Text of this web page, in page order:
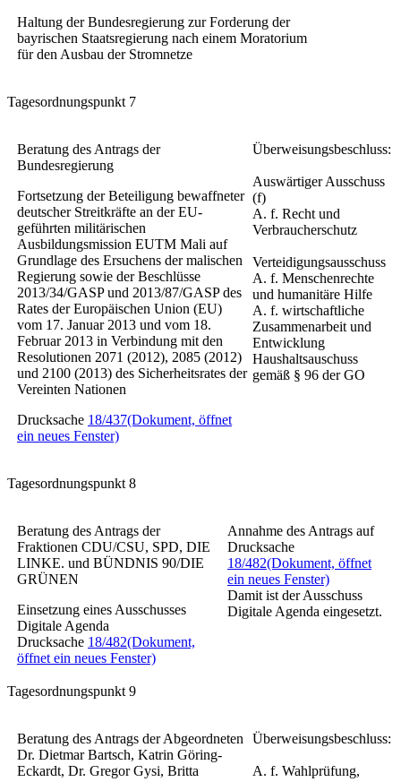
Haltung der Bundesregierung zur Forderung der
bayrischen Staatsregierung nach einem Moratorium
für den Ausbau der Stromnetze
Tagesordnungspunkt 7
Beratung des Antrags der
Bundesregierung
Fortsetzung der Beteiligung bewaffneter
deutscher Streitkräfte an der EU-
geführten militärischen
Ausbildungsmission EUTM Mali auf
Grundlage des Ersuchens der malischen
Regierung sowie der Beschlüsse
2013/34/GASP und 2013/87/GASP des
Rates der Europäischen Union (EU)
vom 17. Januar 2013 und vom 18.
Februar 2013 in Verbindung mit den
Resolutionen 2071 (2012), 2085 (2012)
und 2100 (2013) des Sicherheitsrates der
Vereinten Nationen
Drucksache 18/437(Dokument, öffnet
ein neues Fenster)
Überweisungsbeschluss:
Auswärtiger Ausschuss
(f)
A. f. Recht und
Verbraucherschutz
Verteidigungsausschuss
A. f. Menschenrechte
und humanitäre Hilfe
A. f. wirtschaftliche
Zusammenarbeit und
Entwicklung
Haushaltsauschuss
gemäß § 96 der GO
Tagesordnungspunkt 8
Beratung des Antrags der
Fraktionen CDU/CSU, SPD, DIE
LINKE. und BÜNDNIS 90/DIE
GRÜNEN
Einsetzung eines Ausschusses
Digitale Agenda
Drucksache 18/482(Dokument,
öffnet ein neues Fenster)
Annahme des Antrags auf
Drucksache
18/482(Dokument, öffnet
ein neues Fenster)
Damit ist der Ausschuss
Digitale Agenda eingesetzt.
Tagesordnungspunkt 9
Beratung des Antrags der Abgeordneten
Dr. Dietmar Bartsch, Katrin Göring-
Eckardt, Dr. Gregor Gysi, Britta
Überweisungsbeschluss:
A. f. Wahlprüfung,